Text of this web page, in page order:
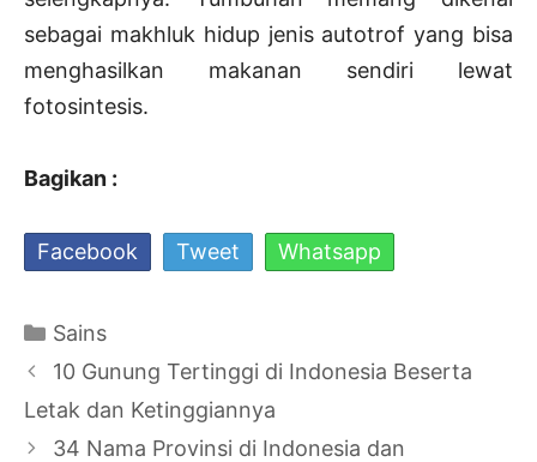
sebagai makhluk hidup jenis autotrof yang bisa
menghasilkan makanan sendiri lewat
fotosintesis.
Bagikan :
Facebook Tweet Whatsapp
Kategori
Sains
Navigasi
Tulisan
10 Gunung Tertinggi di Indonesia Beserta
Letak dan Ketinggiannya
34 Nama Provinsi di Indonesia dan